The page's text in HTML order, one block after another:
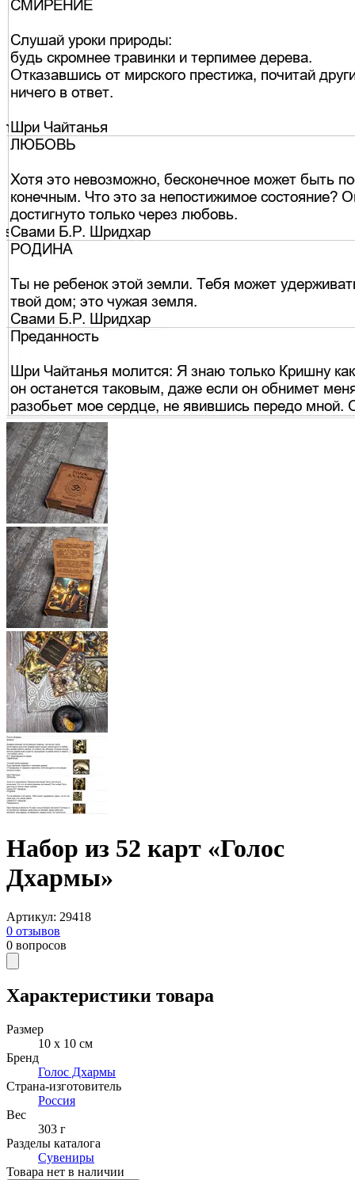
Набор из 52 карт «Голос
Дхармы»
Артикул: 29418
0 отзывов
0 вопросов
Характеристики товара
Размер
10 x 10 см
Бренд
Голос Дхармы
Страна-изготовитель
Россия
Вес
303 г
Разделы каталога
Сувениры
Товара нет в наличии